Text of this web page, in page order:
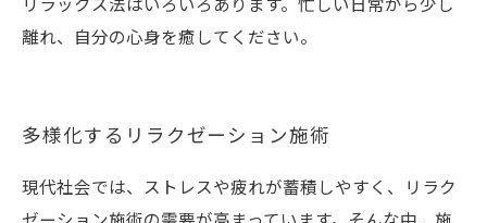
離れ、自分の心身を癒してください。
多様化するリラクゼーション施術
現代社会では、ストレスや疲れが蓄積しやすく、リラク